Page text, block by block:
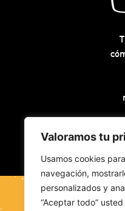
Valoramos tu
Usamos cookies
navegación,
personalizados y
“Aceptar todo”